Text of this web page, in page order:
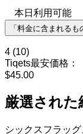
本日利用可能
「料金に含まれるも
4 (10)
Tiqets最安価格：
$45.00
厳選された
シックスフラッ